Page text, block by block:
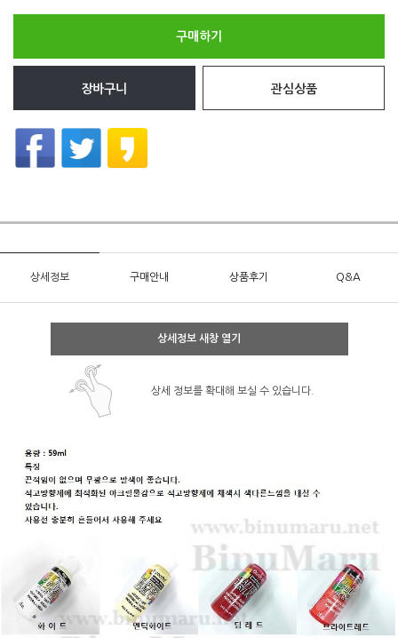
구매하기
관심상품
장바구니
상세정보 구매안내 상품후기 Q&A
상세정보 새창 열기
상세 정보를 확대해 보실 수 있습니다.